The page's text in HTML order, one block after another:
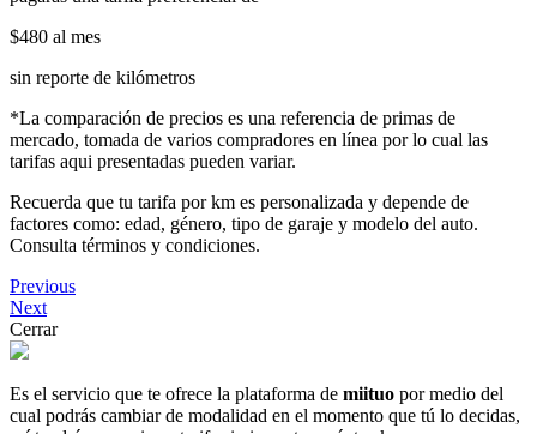
$480 al mes
sin reporte de kilómetros
*La comparación de precios es una referencia de primas de
mercado, tomada de varios compradores en línea por lo cual las
tarifas aqui presentadas pueden variar.
Recuerda que tu tarifa por km es personalizada y depende de
factores como: edad, género, tipo de garaje y modelo del auto.
Consulta términos y condiciones.
Previous
Next
Cerrar
Es el servicio que te ofrece la plataforma de miituo por medio del
cual podrás cambiar de modalidad en el momento que tú lo decidas,